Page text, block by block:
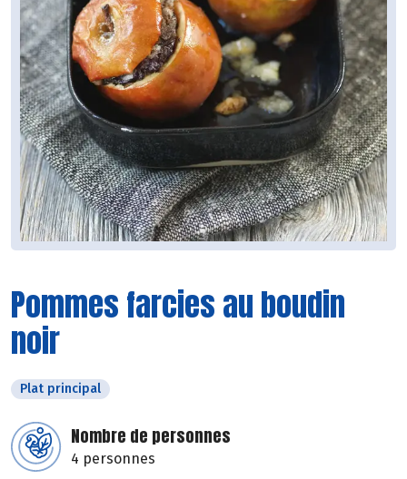
Pommes farcies au boudin
noir
Plat principal
Nombre de personnes
4 personnes